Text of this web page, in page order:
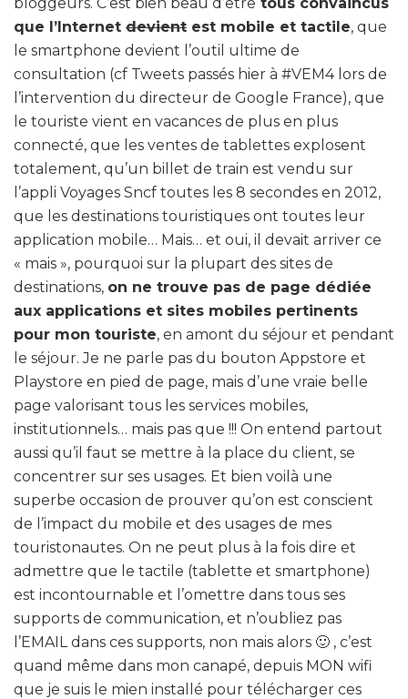
que l’Internet devient est mobile et tactile, que
le smartphone devient l’outil ultime de
consultation (cf Tweets passés hier à #VEM4 lors de
l’intervention du directeur de Google France), que
le touriste vient en vacances de plus en plus
connecté, que les ventes de tablettes explosent
totalement, qu’un billet de train est vendu sur
l’appli Voyages Sncf toutes les 8 secondes en 2012,
que les destinations touristiques ont toutes leur
application mobile… Mais… et oui, il devait arriver ce
« mais », pourquoi sur la plupart des sites de
destinations, on ne trouve pas de page dédiée
aux applications et sites mobiles pertinents
pour mon touriste, en amont du séjour et pendant
le séjour. Je ne parle pas du bouton Appstore et
Playstore en pied de page, mais d’une vraie belle
page valorisant tous les services mobiles,
institutionnels… mais pas que !!! On entend partout
aussi qu’il faut se mettre à la place du client, se
concentrer sur ses usages. Et bien voilà une
superbe occasion de prouver qu’on est conscient
de l’impact du mobile et des usages de mes
touristonautes. On ne peut plus à la fois dire et
admettre que le tactile (tablette et smartphone)
est incontournable et l’omettre dans tous ses
supports de communication, et n’oubliez pas
l’EMAIL dans ces supports, non mais alors 🙂 , c’est
quand même dans mon canapé, depuis MON wifi
que je suis le mien installé pour télécharger ces